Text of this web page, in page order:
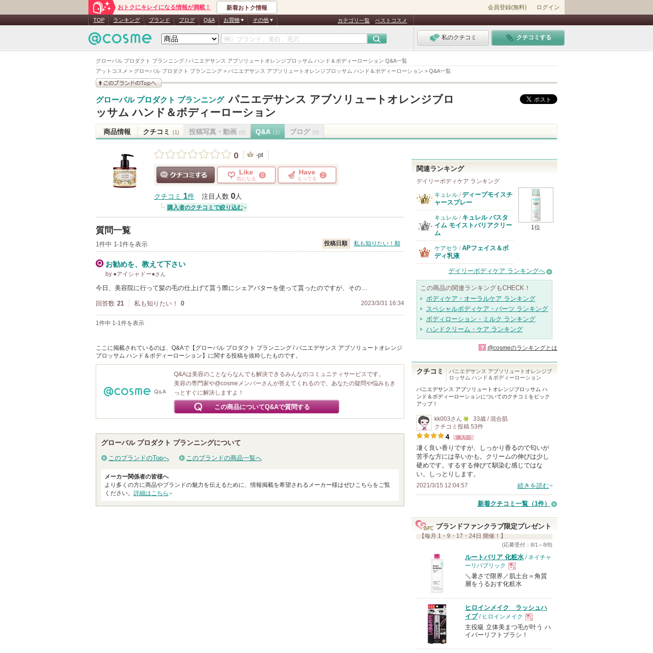
グローバル プロダクト プランニング / パニエデサンス アブソリュートオレンジブロッサム ハンド＆ボディーローション Q&A一覧
アットコスメ > グローバル プロダクト プランニング > パニエデサンス アブソリュートオレンジブロッサム ハンド＆ボディーローション > Q&A一覧
おトクにキレイになる情報が満載！ 新着おトク情報 会員登録(無料) ログイン
TOP ランキング ブランド ブログ Q&A お買物 その他 カテゴリ一覧 ベストコスメ
私のクチコミ クチコミする
グローバル プロダクト プランニング パニエデサンス アブソリュートオレンジブロ
ッサム ハンド＆ボディーローション
商品情報 クチコミ (1) 投稿写真・動画 (0) Q&A (1) ブログ (0)
0 -pt
Like
気になる
0 Have
もってる
2
クチコミ 1件 注目人数 0人
購入者のクチコミで絞り込む
質問一覧
1件中 1-1件を表示 投稿日順 私も知りたい！順
お勧めを、教えて下さい
by ●アイシャドー●さん
今日、美容院に行って髪の毛の仕上げて貰う際にシェアバターを使って貰ったのですが、その…
回答数 21 私も知りたい！ 0 2023/3/31 16:34
1件中 1-1件を表示
ここに掲載されているのは、Q&Aで【グローバル プロダクト プランニング / パニエデサンス アブソリュートオレンジ
ブロッサム ハンド＆ボディーローション】に関する投稿を抜粋したものです。
Q&Aは美容のことならなんでも解決できるみんなのコミュニティサービスです。
美容の専門家や@cosmeメンバーさんが答えてくれるので、あなたの疑問や悩みもき
っとすぐに解決しますよ！
この商品についてQ&Aで質問する
グローバル プロダクト プランニングについて
このブランドのTopへ このブランドの商品一覧へ
メーカー関係者の皆様へ
より多くの方に商品やブランドの魅力を伝えるために、情報掲載を希望されるメーカー様はぜひこちらをご覧
ください。 詳細はこちら
関連ランキング
デイリーボディケア ランキング
1位
キュレル / ディープモイスチ
ャースプレー
キュレル / キュレル バスタ
イム モイストバリアクリー
ム
ケアセラ / APフェイス＆ボ
ディ乳液
デイリーボディケア ランキングへ
この商品の関連ランキングもCHECK！
ボディケア・オーラルケア ランキング
スペシャルボディケア・パーツ ランキング
ボディローション・ミルク ランキング
ハンドクリーム・ケア ランキング
? @cosmeのランキングとは
クチコミ
パニエデサンス アブソリュートオレンジブ
ロッサム ハンド＆ボディーローション
パニエデサンス アブソリュートオレンジブロッサム ハ
ンド＆ボディーローションについてのクチコミをピック
アップ！
kk003さん
5
人
以
上
の
メ
ン
ー
に
気
に
入
録
さ
れ
て
33歳 / 混合肌
クチコミ投稿 53件
4 購入品
凄く良い香りですが、しっかり香るので匂いが
苦手な方には辛いかも。クリームの伸びは少し
硬めです。するする伸びて馴染む感じではな
い。しっとりします。
2021/3/15 12:04:57 続きを読む
新着クチコミ一覧 （1件）
ブランドファンクラブ限定プレゼント
【毎月 1・9・17・24日 開催！】
(応募受付：8/1～8/8)
ルートバリア 化粧水 / ネイチャ
ーリパブリック
現
品
＼暑さで限界／肌土台＝角質
層をうるおす化粧水
ヒロインメイク ラッシュハ
イプ/ ヒロインメイク
現
主役級 立体美まつ毛が叶う ハ
イパーリフトブラシ！